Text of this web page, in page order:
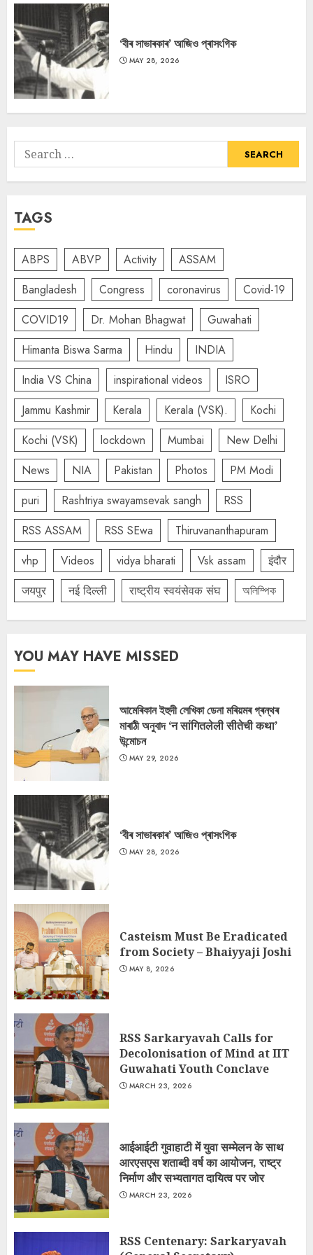
‘বীৰ সাভাৰকাৰ’ আজিও প্ৰাসংগিক
MAY 28, 2026
Search
for:
TAGS
ABPS ABVP Activity
ASSAM
Bangladesh
Congress coronavirus
Covid-19
COVID19
Dr. Mohan Bhagwat
Guwahati
Himanta Biswa Sarma
Hindu
INDIA
India VS China
inspirational videos
ISRO
Jammu Kashmir
Kerala Kerala (VSK).
Kochi
Kochi (VSK)
lockdown Mumbai
New Delhi
News
NIA Pakistan Photos
PM Modi
puri
Rashtriya swayamsevak sangh
RSS
RSS ASSAM
RSS SEwa
Thiruvananthapuram
vhp
Videos vidya bharati Vsk assam
इंदौर
जयपुर
नई दिल्ली राष्ट्रीय स्वयंसेवक संघ অলিম্পিক
YOU MAY HAVE MISSED
আমেৰিকান ইহুদী লেখিকা ডেনা মৰিয়মৰ গ্ৰন্থৰ
মাৰাঠী অনুবাদ ‘न सांगितलेली सीतेची कथा’
উন্মোচন
MAY 29, 2026
‘বীৰ সাভাৰকাৰ’ আজিও প্ৰাসংগিক
MAY 28, 2026
Casteism Must Be Eradicated
from Society – Bhaiyyaji Joshi
MAY 8, 2026
RSS Sarkaryavah Calls for
Decolonisation of Mind at IIT
Guwahati Youth Conclave
MARCH 23, 2026
आईआईटी गुवाहाटी में युवा सम्मेलन के साथ
आरएसएस शताब्दी वर्ष का आयोजन, राष्ट्र
निर्माण और सभ्यतागत दायित्व पर जोर
MARCH 23, 2026
RSS Centenary: Sarkaryavah